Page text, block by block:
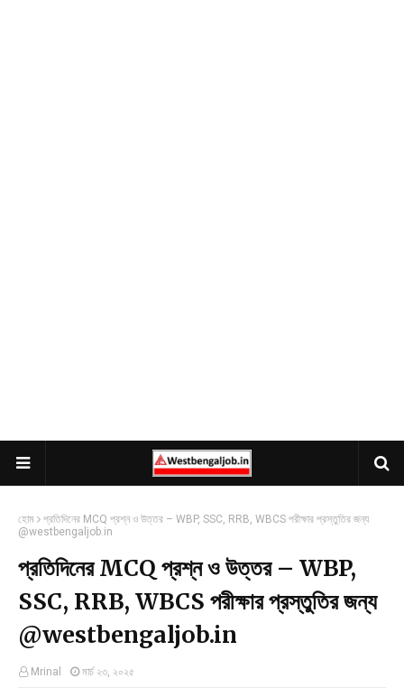
হোম
প্রতিদিনের MCQ প্রশ্ন ও উত্তর – WBP, SSC, RRB, WBCS পরীক্ষার প্রস্তুতির জন্য
@westbengaljob.in
প্রতিদিনের MCQ প্রশ্ন ও উত্তর – WBP,
SSC, RRB, WBCS পরীক্ষার প্রস্তুতির জন্য
@westbengaljob.in
Mrinal মার্চ ২৩, ২০২৫